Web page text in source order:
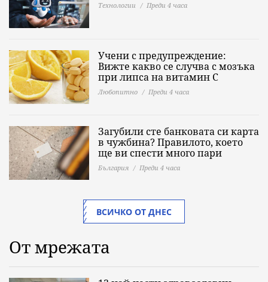
Технологии Преди 4 часа
Учени с предупреждение:
Вижте какво се случва с мозъка
при липса на витамин C
Любопитно Преди 4 часа
Загубили сте банковата си карта
в чужбина? Правилото, което
ще ви спести много пари
България Преди 4 часа
ВСИЧКО ОТ ДНЕС
От мрежата